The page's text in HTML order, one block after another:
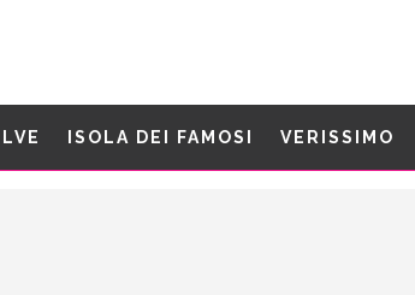
ISOLA DEI FAMOSI VERISSIMO